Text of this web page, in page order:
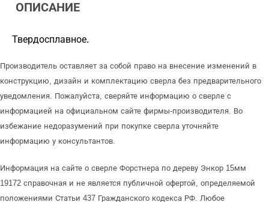
ОПИСАНИЕ
Твердосплавное.
Производитель оставляет за собой право на внесение изменений в
конструкцию, дизайн и комплектацию сверла без предварительного
уведомления. Пожалуйста, сверяйте информацию о сверле с
информацией на официальном сайте фирмы-производителя. Во
избежание недоразумений при покупке сверла уточняйте
информацию у консультантов.
Информация на сайте о сверле Форстнера по дереву Энкор 15мм
19172 справочная и не является публичной офертой, определяемой
положениями Статьи 437 Гражданского кодекса РФ. Любое